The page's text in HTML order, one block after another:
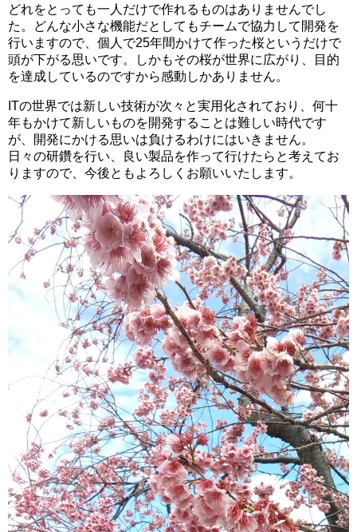
どれをとっても一人だけで作れるものはありませんでし
た。どんな小さな機能だとしてもチームで協力して開発を
行いますので、個人で25年間かけて作った桜というだけで
頭が下がる思いです。しかもその桜が世界に広がり、目的
を達成しているのですから感動しかありません。
ITの世界では新しい技術が次々と実用化されており、何十
年もかけて新しいものを開発することは難しい時代です
が、開発にかける思いは負けるわけにはいきません。
日々の研鑽を行い、良い製品を作って行けたらと考えてお
りますので、今後ともよろしくお願いいたします。